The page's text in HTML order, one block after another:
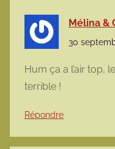
Mélina &
30
Hum ça a l’air top,
terrible !
Répondre